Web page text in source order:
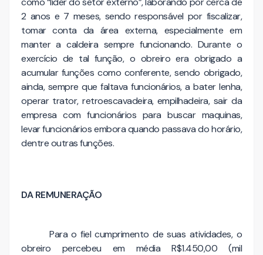
2 anos e 7 meses, sendo responsável por fiscalizar,
tomar conta da área externa, especialmente em
manter a caldeira sempre funcionando. Durante o
exercício de tal função, o obreiro era obrigado a
acumular funções como conferente, sendo obrigado,
ainda, sempre que faltava funcionários, a bater lenha,
operar trator, retroescavadeira, empilhadeira, sair da
empresa com funcionários para buscar maquinas,
levar funcionários embora quando passava do horário,
dentre outras funções.
DA REMUNERAÇÃO
Para o fiel cumprimento de suas atividades, o
obreiro percebeu em média R$1.450,00 (mil